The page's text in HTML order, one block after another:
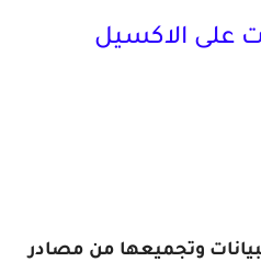
على الاكسيل
وتجميعها من مصادر